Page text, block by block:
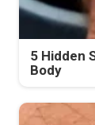
5 Hidden
Body